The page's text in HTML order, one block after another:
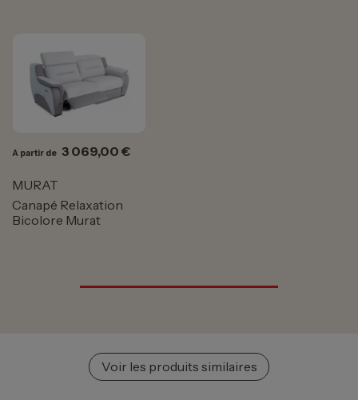
A partir de Prix
3 069,00 €
MURAT
Canapé Relaxation
Bicolore Murat
Voir les produits similaires